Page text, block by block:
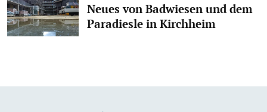
Neues von Badwiesen und dem
Paradiesle in Kirchheim